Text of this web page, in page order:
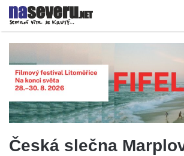
Česká slečna